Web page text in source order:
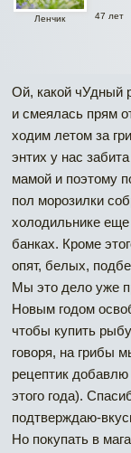
Ленчик 47 лет
Ой, какой чУдный
и смеялась прям
ходим летом за
энтих у нас
мамой и поэтому
пол морозилки
холодильнике
банках. Кроме
опят, белых,
Мы это дело уже
Новым годом
чтобы купить
говоря, на грибы
рецептик
этого года).
подтверждаю-
Но покупать в